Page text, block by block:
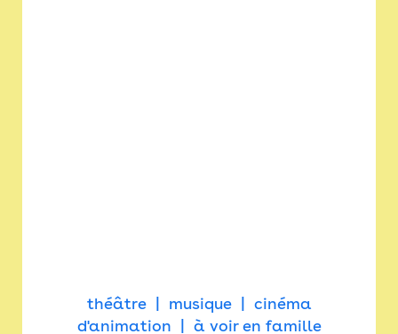
théâtre musique
cinéma
d'animation
à voir en famille